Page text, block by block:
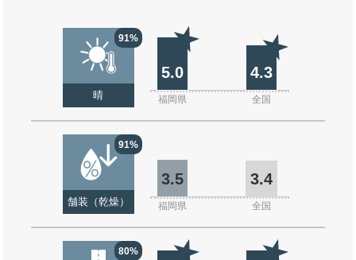
91%
晴
5.0 4.3
福岡県 全国
91%
舗装（乾燥）
3.5 3.4
福岡県 全国
80%